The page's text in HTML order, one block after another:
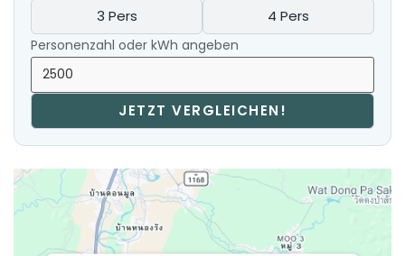
3 Pers
4 Pers
Personenzahl oder kWh angeben
JETZT VERGLEICHEN!